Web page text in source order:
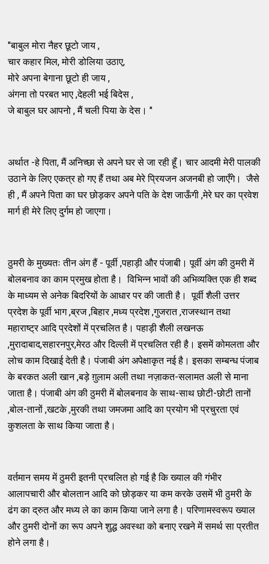
"बाबुल मोरा नैहर छूटो जाय ,
चार कहार मिल, मोरी डोलिया उठाए,
मोरे अपना बेगाना छूटो ही जाय ,
अंगना तो परबत भाए ,देहली भई बिदेस ,
जे बाबुल घर आपनो , मैं चली पिया के देस। "
अर्थात -हे पिता, मैं अनिच्छा से अपने घर से जा रही हूँ। चार आदमी मेरी पालकी
उठाने के लिए एकत्र हो गए हैं तथा अब मेरे प्रियजन अजनबी हो जाएँगे। जैसे
ही , मैं अपने पिता का घर छोड़कर अपने पति के देश जाऊँगी ,मेरे घर का प्रवेश
मार्ग ही मेरे लिए दुर्गम हो जाएगा।
ठुमरी के मुख्यतः तीन अंग हैं - पूर्वी ,पहाड़ी और पंजाबी। पूर्वी अंग की ठुमरी में
बोलबनाव का काम प्रमुख होता है। विभिन्न भावों की अभिव्यक्ति एक ही शब्द
के माध्यम से अनेक बिदरियों के आधार पर की जाती है। पूर्वी शैली उत्तर
प्रदेश के पूर्वी भाग ,ब्रज ,बिहार ,मध्य प्रदेश ,गुजरात ,राजस्थान तथा
महाराष्ट्र आदि प्रदेशों में प्रचलित है। पहाड़ी शैली लखनऊ
,मुरादाबाद,सहारनपुर,मेरठ और दिल्ली में प्रचलित रही है। इसमें कोमलता और
लोच काम दिखाई देती है। पंजाबी अंग अपेक्षाकृत नई है। इसका सम्बन्ध पंजाब
के बरकत अली खान ,बड़े ग़ुलाम अली तथा नज़ाकत-सलामत अली से माना
जाता है। पंजाबी अंग की ठुमरी में बोलबनाव के साथ-साथ छोटी-छोटी तानों
,बोल-तानों ,खटके ,मुरकी तथा जमजमा आदि का प्रयोग भी प्रचुरता एवं
कुशलता के साथ किया जाता है।
वर्तमान समय में ठुमरी इतनी प्रचलित हो गई है कि ख्याल की गंभीर
आलापचारी और बोलतान आदि को छोड़कर या कम करके उसमें भी ठुमरी के
ढंग का द्रुत और मध्य ले का काम किया जाने लगा है। परिणामस्वरूप ख्याल
और ठुमरी दोनों का रूप अपने शुद्ध अवस्था को बनाए रखने में समर्थ सा प्रतीत
होने लगा है।